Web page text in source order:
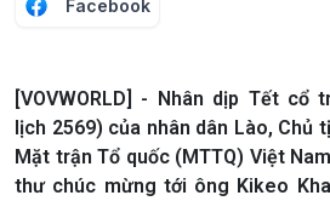
Facebook
[VOVWORLD] - Nhân dịp Tết cổ
lịch 2569) của nhân dân Lào, Chủ
Mặt trận Tổ quốc (MTTQ) Việt
thư chúc mừng tới ông Kikeo